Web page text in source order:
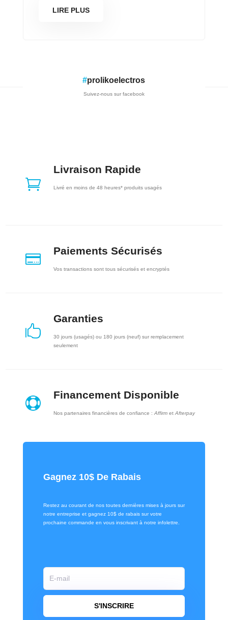
LIRE PLUS
#prolikoelectros
Suivez-nous sur facebook

Livraison Rapide
Livré en moins de 48 heures* produits usagés

Paiements Sécurisés
Vos transactions sont tous sécurisés et encryptés

Garanties
30 jours (usagés) ou 180 jours (neuf) sur remplacement
seulement

Financement Disponible
Nos partenaires financières de confiance : AffirmetAfterpay
Gagnez 10$ De Rabais
Restez au courant de nos toutes dernières mises à jours sur
notre entreprise et gagnez 10$ de rabais sur votre
prochaine commande en vous inscrivant à notre infolettre.
S'INSCRIRE